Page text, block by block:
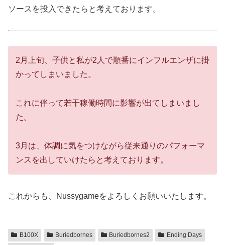
ソースを投入できたらと考えております。
2月上旬、子供と私が2人で順番にインフルエンザに掛
かってしまいました。
これに伴って若干稼働時間に影響が出てしまいまし
た。
3月は、体調に気をつけながら従来通りのパフォーマ
ンスを出していけたらと考えております。
これからも、Nussygameをよろしくお願いいたします。
B100X Buriedbornes Buriedbornes2
Ending Days